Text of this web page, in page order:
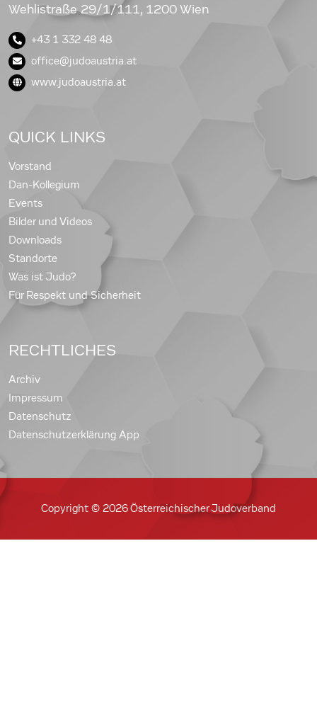
Wehlistraße 29/1/111, 1200 Wien
+43 1 332 48 48
office@judoaustria.at
www.judoaustria.at
QUICK LINKS
Vorstand
Dan-Kollegium
Events
Bilder und Videos
Downloads
Standorte
Was ist Judo?
Für Respekt und Sicherheit
RECHTLICHES
Archiv
Impressum
Datenschutz
Datenschutzerklärung App
Copyright © 2026 Österreichischer Judoverband